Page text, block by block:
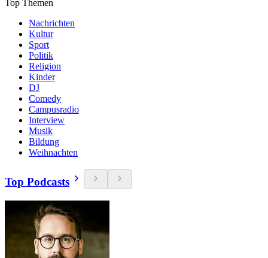
Top Themen
Nachrichten
Kultur
Sport
Politik
Religion
Kinder
DJ
Comedy
Campusradio
Interview
Musik
Bildung
Weihnachten
Top Podcasts